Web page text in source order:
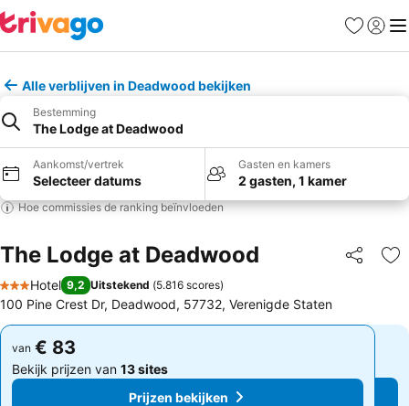
Favorieten
Alle verblijven in Deadwood bekijken
Bestemming
The Lodge at Deadwood
Aankomst/vertrek
Selecteer datums
Gasten en kamers
2 gasten, 1 kamer
Hoe commissies de ranking beïnvloeden
The Lodge at Deadwood Delen
3 Sterren
Hotel 9,2 Uitstekend (5.816 scores)
100 Pine Crest Dr, Deadwood, 57732, Verenigde Staten
van € 83
Bekijk prijzen van 13 sites
Prijzen bekijken
van € 83
Bekijk prijzen van 13 sites
Prijzen bekijken